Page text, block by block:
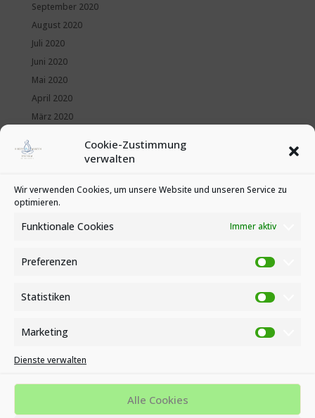
Cookie-Zustimmung
verwalten
Wir verwenden Cookies, um unsere Website und unseren Service zu
optimieren.
Funktionale Cookies Immer aktiv
Preferenzen
Statistiken
Marketing
Dienste verwalten
Alle Cookies
September 2020
August 2020
Juli 2020
Juni 2020
Mai 2020
April 2020
März 2020
Januar 2020
Kategorien
News
Veranstaltungen